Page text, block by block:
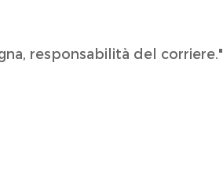
responsabilità del corriere."